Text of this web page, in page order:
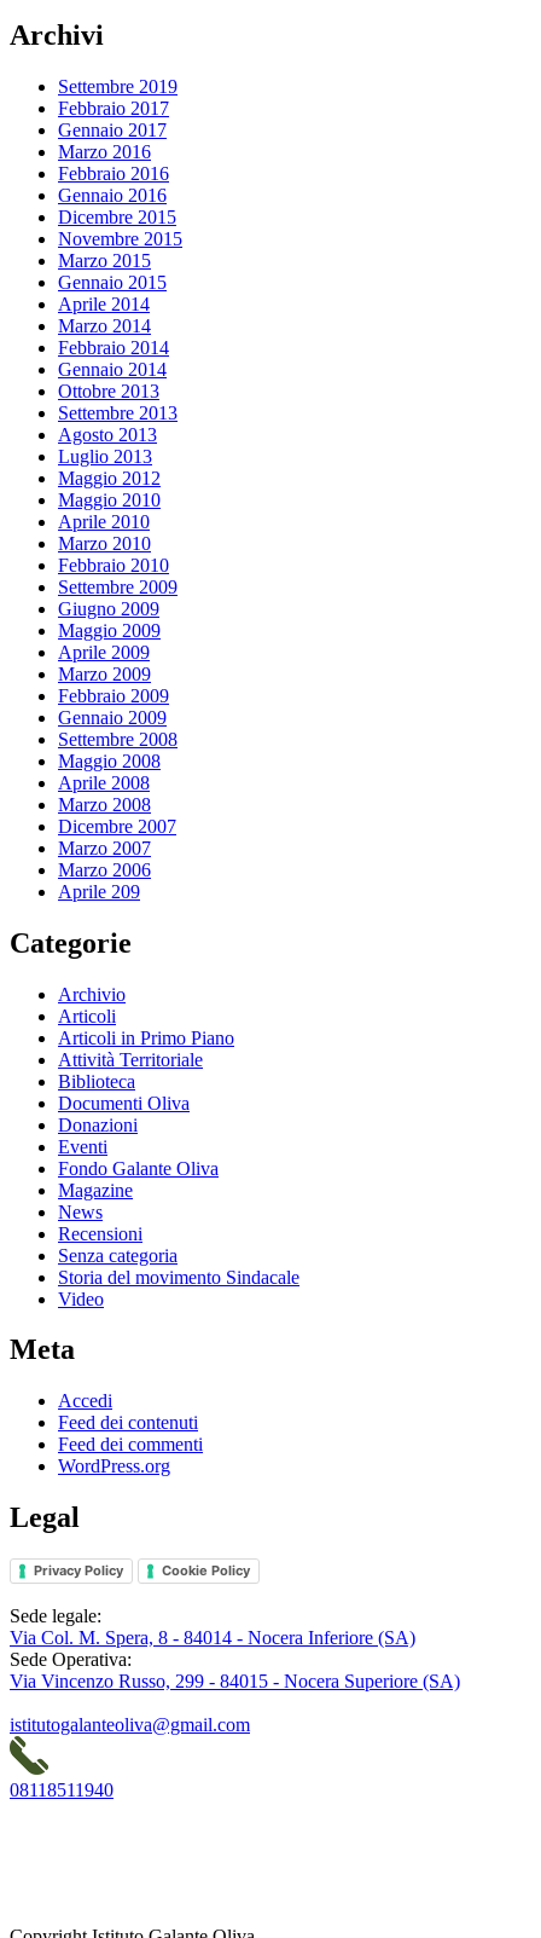
Archivi
Settembre 2019
Febbraio 2017
Gennaio 2017
Marzo 2016
Febbraio 2016
Gennaio 2016
Dicembre 2015
Novembre 2015
Marzo 2015
Gennaio 2015
Aprile 2014
Marzo 2014
Febbraio 2014
Gennaio 2014
Ottobre 2013
Settembre 2013
Agosto 2013
Luglio 2013
Maggio 2012
Maggio 2010
Aprile 2010
Marzo 2010
Febbraio 2010
Settembre 2009
Giugno 2009
Maggio 2009
Aprile 2009
Marzo 2009
Febbraio 2009
Gennaio 2009
Settembre 2008
Maggio 2008
Aprile 2008
Marzo 2008
Dicembre 2007
Marzo 2007
Marzo 2006
Aprile 209
Categorie
Archivio
Articoli
Articoli in Primo Piano
Attività Territoriale
Biblioteca
Documenti Oliva
Donazioni
Eventi
Fondo Galante Oliva
Magazine
News
Recensioni
Senza categoria
Storia del movimento Sindacale
Video
Meta
Accedi
Feed dei contenuti
Feed dei commenti
WordPress.org
Legal
Privacy Policy Cookie Policy
Sede legale:
Via Col. M. Spera, 8 - 84014 - Nocera Inferiore (SA)
Sede Operativa:
Via Vincenzo Russo, 299 - 84015 - Nocera Superiore (SA)
istitutogalanteoliva@gmail.com
08118511940